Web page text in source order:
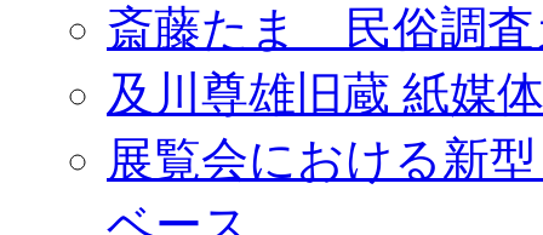
斎藤たま 民俗調査
及川尊雄旧蔵 紙媒
展覧会における新
ベース